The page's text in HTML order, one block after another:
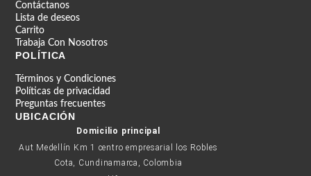
Contáctanos
Lista de deseos
Carrito
Trabaja Con Nosotros
POLÍTICA
Términos y Condiciones
Políticas de privacidad
Preguntas frecuentes
UBICACIÓN
Domicilio principal
Aut Medellín Km 1 centro empresarial los Robles
Cota, Cundinamarca, Colombia